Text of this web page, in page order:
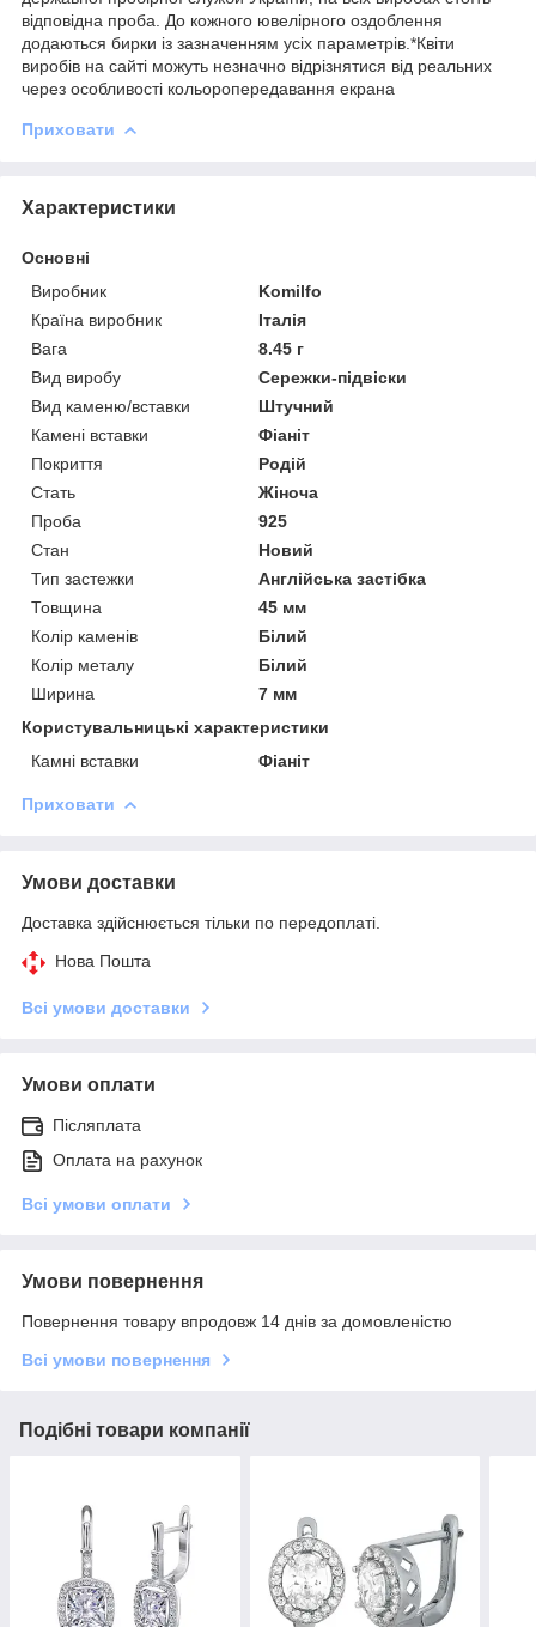
відповідна проба. До кожного ювелірного оздоблення
додаються бирки із зазначенням усіх параметрів.*Квіти
виробів на сайті можуть незначно відрізнятися від реальних
через особливості кольоропередавання екрана
Приховати
Характеристики
Основні
Виробник
Komilfo
Країна виробник
Італія
Вага
8.45 г
Вид виробу
Сережки-підвіски
Вид каменю/вставки
Штучний
Камені вставки
Фіаніт
Покриття
Родій
Стать
Жіноча
Проба
925
Стан
Новий
Тип застежки
Англійська застібка
Товщина
45 мм
Колір каменів
Білий
Колір металу
Білий
Ширина
7 мм
Користувальницькі характеристики
Камні вставки
Фіаніт
Приховати
Умови доставки
Доставка здійснюється тільки по передоплаті.
Нова Пошта
Всі умови доставки
Умови оплати
Післяплата
Оплата на рахунок
Всі умови оплати
Умови повернення
Повернення товару впродовж 14 днів за домовленістю
Всі умови повернення
Подібні товари компанії